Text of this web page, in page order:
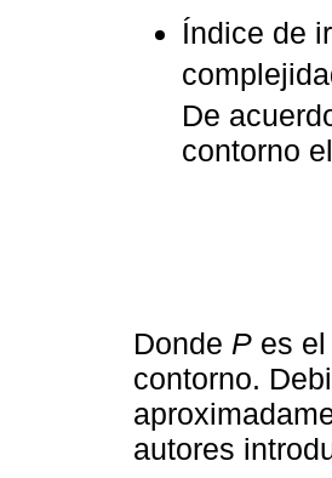
Índice de
De
contorno
Donde P es
contorno.
autores